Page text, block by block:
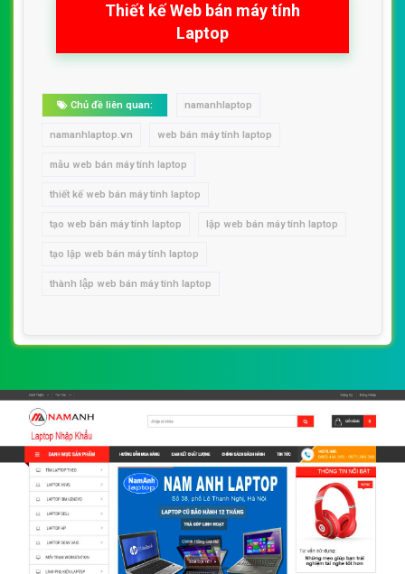
Thiết kế Web bán máy tính
Laptop
Chủ đề liên quan: namanhlaptop
namanhlaptop.vn web bán máy tính laptop
mẫu web bán máy tính laptop
thiết kế web bán máy tính laptop
tạo web bán máy tính laptop lập web bán máy tính laptop
tạo lập web bán máy tính laptop
thành lập web bán máy tính laptop